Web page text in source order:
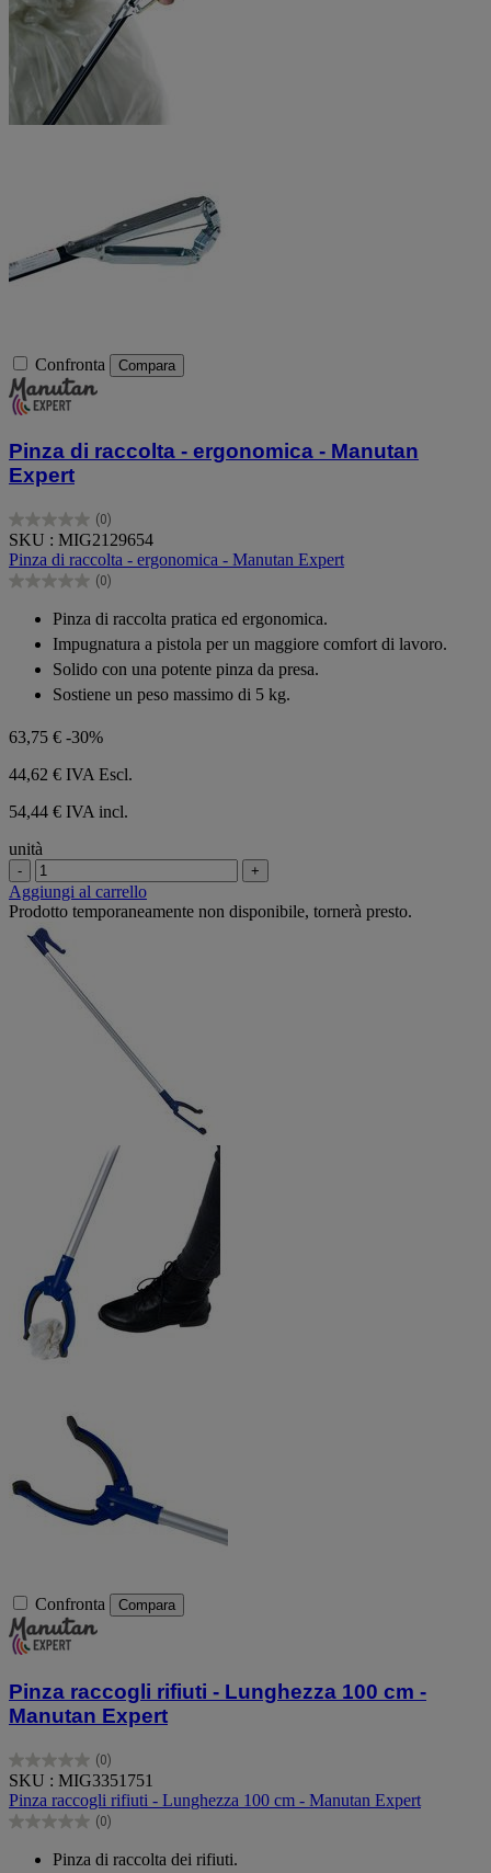
Confronta Compara
Pinza di raccolta - ergonomica - Manutan
Expert
(0)
0.0
su
5
stelle.
SKU : MIG2129654
Pinza di raccolta - ergonomica - Manutan Expert
(0)
0.0
stelle.
Pinza di raccolta pratica ed ergonomica.
Impugnatura a pistola per un maggiore comfort di lavoro.
Solido con una potente pinza da presa.
Sostiene un peso massimo di 5 kg.
63,75 € -30%
44,62 € IVA Escl.
54,44 € IVA incl.
unità
- +
Aggiungi al carrello
Prodotto temporaneamente non disponibile, tornerà presto.
Confronta Compara
Pinza raccogli rifiuti - Lunghezza 100 cm -
Manutan Expert
(0)
0.0
su
5
stelle.
SKU : MIG3351751
Pinza raccogli rifiuti - Lunghezza 100 cm - Manutan Expert
(0)
0.0
Pinza di raccolta dei rifiuti.